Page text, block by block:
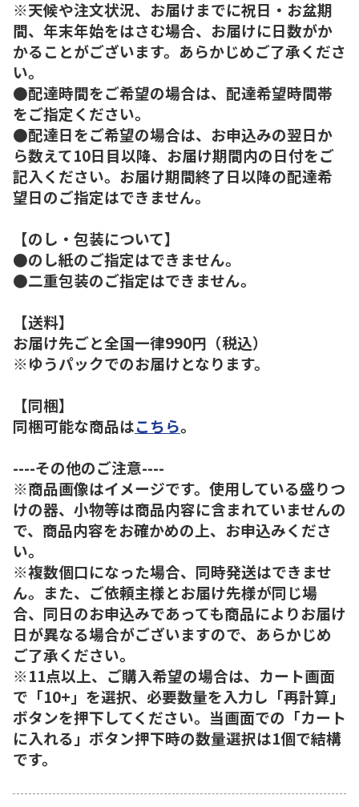
※天候や注文状況、お届けまでに祝日・お盆期
間、年末年始をはさむ場合、お届けに日数がか
かることがございます。あらかじめご了承くださ
い。
●配達時間をご希望の場合は、配達希望時間帯
をご指定ください。
●配達日をご希望の場合は、お申込みの翌日か
ら数えて10日目以降、お届け期間内の日付をご
記入ください。お届け期間終了日以降の配達希
望日のご指定はできません。
【のし・包装について】
●のし紙のご指定はできません。
●二重包装のご指定はできません。
【送料】
お届け先ごと全国一律990円（税込）
※ゆうパックでのお届けとなります。
【同梱】
同梱可能な商品はこちら。
----その他のご注意----
※商品画像はイメージです。使用している盛りつ
けの器、小物等は商品内容に含まれていませんの
で、商品内容をお確かめの上、お申込みくださ
い。
※複数個口になった場合、同時発送はできませ
ん。また、ご依頼主様とお届け先様が同じ場
合、同日のお申込みであっても商品によりお届け
日が異なる場合がございますので、あらかじめ
ご了承ください。
※11点以上、ご購入希望の場合は、カート画面
で「10+」を選択、必要数量を入力し「再計算」
ボタンを押下してください。当画面での「カート
に入れる」ボタン押下時の数量選択は1個で結構
です。